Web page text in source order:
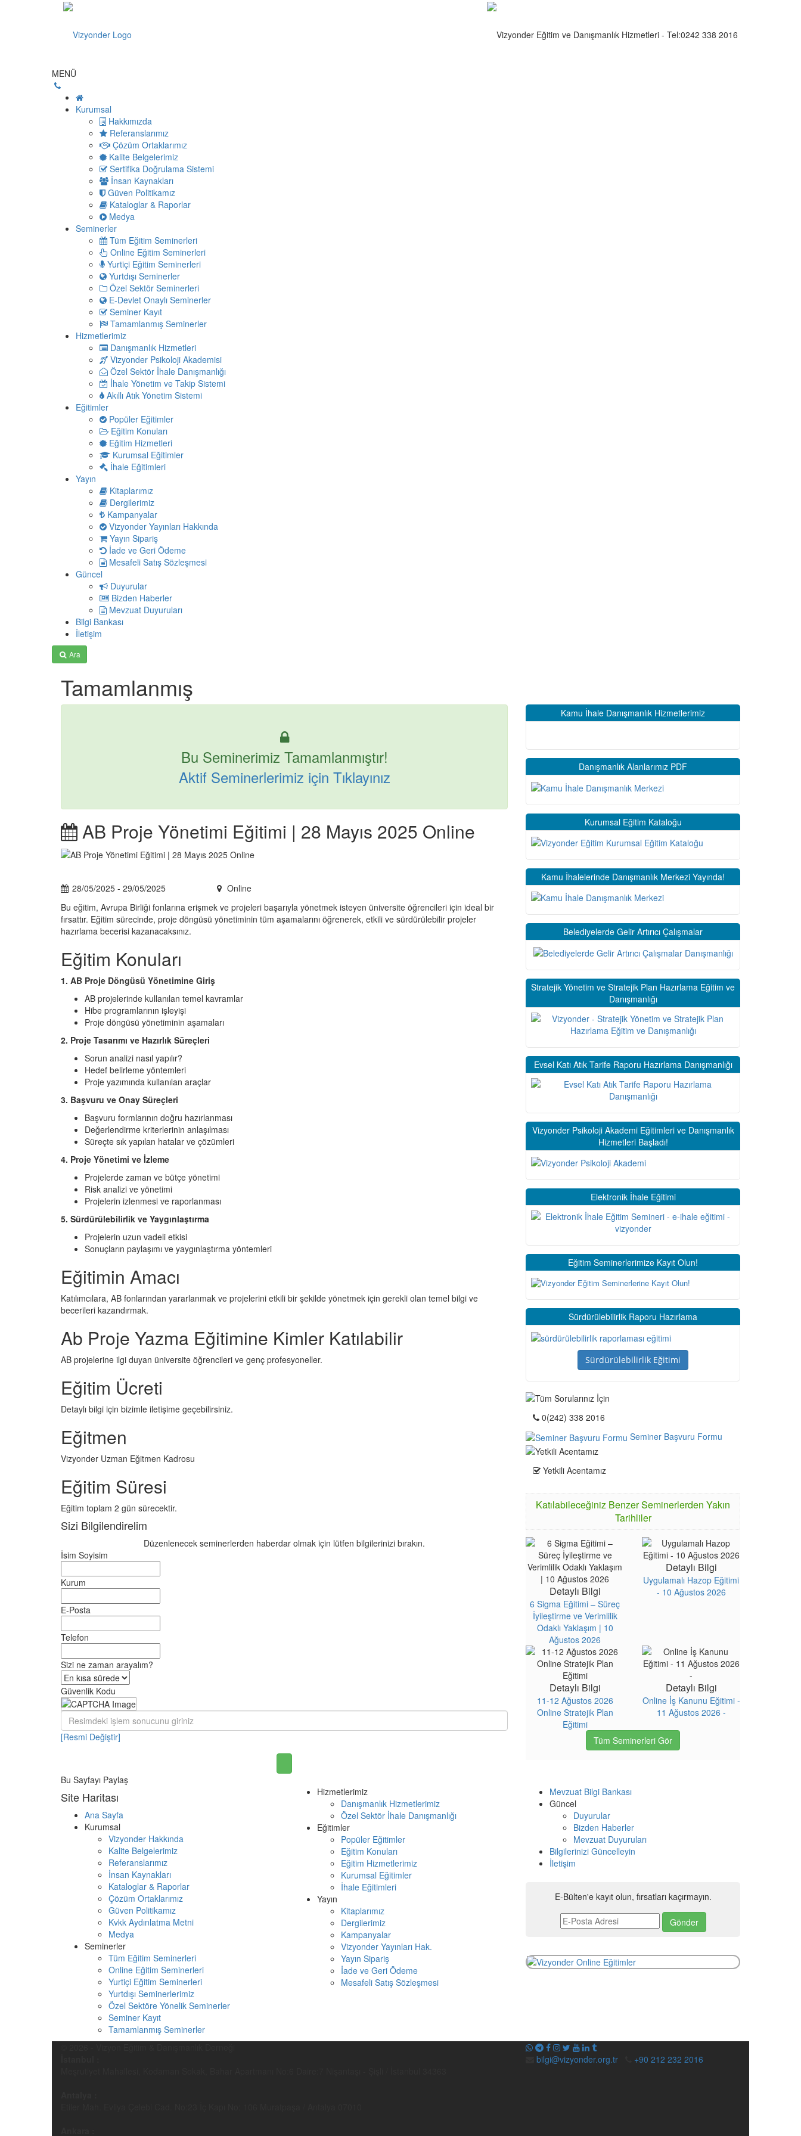
MENÜ
Kurumsal
Hakkımızda
Referanslarımız
Çözüm Ortaklarımız
Kalite Belgelerimiz
Sertifika Doğrulama Sistemi
İnsan Kaynakları
Güven Politikamız
Kataloglar & Raporlar
Medya
Seminerler
Tüm Eğitim Seminerleri
Online Eğitim Seminerleri
Yurtiçi Eğitim Seminerleri
Yurtdışı Seminerler
Özel Sektör Seminerleri
E-Devlet Onaylı Seminerler
Seminer Kayıt
Tamamlanmış Seminerler
Hizmetlerimiz
Danışmanlık Hizmetleri
Vizyonder Psikoloji Akademisi
Özel Sektör İhale Danışmanlığı
İhale Yönetim ve Takip Sistemi
Akıllı Atık Yönetim Sistemi
Eğitimler
Popüler Eğitimler
Eğitim Konuları
Eğitim Hizmetleri
Kurumsal Eğitimler
İhale Eğitimleri
Yayın
Kitaplarımız
Dergilerimiz
Kampanyalar
Vizyonder Yayınları Hakkında
Yayın Sipariş
İade ve Geri Ödeme
Mesafeli Satış Sözleşmesi
Güncel
Duyurular
Bizden Haberler
Mevzuat Duyuruları
Bilgi Bankası
İletişim
Ara
Tamamlanmış
Bu Seminerimiz Tamamlanmıştır!
Aktif Seminerlerimiz için Tıklayınız
AB Proje Yönetimi Eğitimi | 28 Mayıs 2025 Online
28/05/2025 - 29/05/2025
Online
Bu eğitim, Avrupa Birliği fonlarına erişmek ve projeleri başarıyla yönetmek isteyen üniversite öğrencileri için ideal bir
fırsattır. Eğitim sürecinde, proje döngüsü yönetiminin tüm aşamalarını öğrenerek, etkili ve sürdürülebilir projeler
hazırlama becerisi kazanacaksınız.
Eğitim Konuları
1. AB Proje Döngüsü Yönetimine Giriş
AB projelerinde kullanılan temel kavramlar
Hibe programlarının işleyişi
Proje döngüsü yönetiminin aşamaları
2. Proje Tasarımı ve Hazırlık Süreçleri
Sorun analizi nasıl yapılır?
Hedef belirleme yöntemleri
Proje yazımında kullanılan araçlar
3. Başvuru ve Onay Süreçleri
Başvuru formlarının doğru hazırlanması
Değerlendirme kriterlerinin anlaşılması
Süreçte sık yapılan hatalar ve çözümleri
4. Proje Yönetimi ve İzleme
Projelerde zaman ve bütçe yönetimi
Risk analizi ve yönetimi
Projelerin izlenmesi ve raporlanması
5. Sürdürülebilirlik ve Yaygınlaştırma
Projelerin uzun vadeli etkisi
Sonuçların paylaşımı ve yaygınlaştırma yöntemleri
Eğitimin Amacı
Katılımcılara, AB fonlarından yararlanmak ve projelerini etkili bir şekilde yönetmek için gerekli olan temel bilgi ve
becerileri kazandırmak.
Ab Proje Yazma Eğitimine Kimler Katılabilir
AB projelerine ilgi duyan üniversite öğrencileri ve genç profesyoneller.
Eğitim Ücreti
Detaylı bilgi için bizimle iletişime geçebilirsiniz.
Eğitmen
Vizyonder Uzman Eğitmen Kadrosu
Eğitim Süresi
Eğitim toplam 2 gün sürecektir.
Sizi Bilgilendirelim
Düzenlenecek seminerlerden haberdar olmak için lütfen bilgilerinizi bırakın.
İsim Soyisim
Kurum
E-Posta
Telefon
Sizi ne zaman arayalım?
Güvenlik Kodu
[Resmi Değiştir]
Kamu İhale Danışmanlık Hizmetlerimiz
Danışmanlık Alanlarımız PDF
Kurumsal Eğitim Kataloğu
Kamu İhalelerinde Danışmanlık Merkezi Yayında!
Belediyelerde Gelir Artırıcı Çalışmalar
Stratejik Yönetim ve Stratejik Plan Hazırlama Eğitim ve
Danışmanlığı
Evsel Katı Atık Tarife Raporu Hazırlama Danışmanlığı
Vizyonder Psikoloji Akademi Eğitimleri ve Danışmanlık
Hizmetleri Başladı!
Elektronik İhale Eğitimi
Eğitim Seminerlerimize Kayıt Olun!
Sürdürülebilirlik Raporu Hazırlama
Sürdürülebilirlik Eğitimi
0(242) 338 2016
Seminer Başvuru Formu
Yetkili Acentamız
Katılabileceğiniz Benzer Seminerlerden Yakın
Tarihliler
Detaylı Bilgi
6 Sigma Eğitimi – Süreç
İyileştirme ve Verimlilik
Odaklı Yaklaşım | 10
Ağustos 2026
Detaylı Bilgi
Uygulamalı Hazop Eğitimi
- 10 Ağustos 2026
Detaylı Bilgi
11-12 Ağustos 2026
Online Stratejik Plan
Eğitimi
Detaylı Bilgi
Online İş Kanunu Eğitimi -
11 Ağustos 2026 -
Tüm Seminerleri Gör
Bu Sayfayı Paylaş
Site Haritası
Ana Sayfa
Kurumsal
Vizyonder Hakkında
Kalite Belgelerimiz
Referanslarımız
İnsan Kaynakları
Kataloglar & Raporlar
Çözüm Ortaklarımız
Güven Politikamız
Kvkk Aydınlatma Metni
Medya
Seminerler
Tüm Eğitim Seminerleri
Online Eğitim Seminerleri
Yurtiçi Eğitim Seminerleri
Yurtdışı Seminerlerimiz
Özel Sektöre Yönelik Seminerler
Seminer Kayıt
Tamamlanmış Seminerler
Hizmetlerimiz
Danışmanlık Hizmetlerimiz
Özel Sektör İhale Danışmanlığı
Eğitimler
Popüler Eğitimler
Eğitim Konuları
Eğitim Hizmetlerimiz
Kurumsal Eğitimler
İhale Eğitimleri
Yayın
Kitaplarımız
Dergilerimiz
Kampanyalar
Vizyonder Yayınları Hak.
Yayın Sipariş
İade ve Geri Ödeme
Mesafeli Satış Sözleşmesi
Mevzuat Bilgi Bankası
Güncel
Duyurular
Bizden Haberler
Mevzuat Duyuruları
Bilgilerinizi Güncelleyin
İletişim
E-Bülten'e kayıt olun, fırsatları kaçırmayın.
bilgi@vizyonder.org.tr +90 212 232 2016